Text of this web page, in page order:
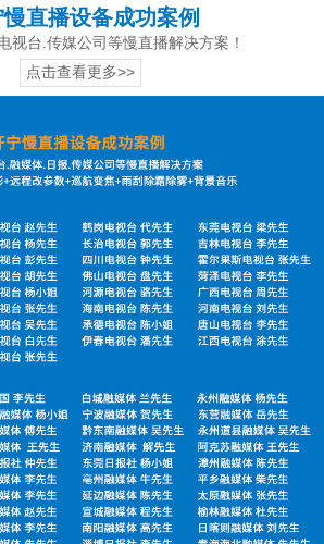
直播设备成功案例
视台.传媒公司等慢直播解决方案！
点击查看更多>>